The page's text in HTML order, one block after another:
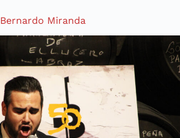
Bernardo Miranda